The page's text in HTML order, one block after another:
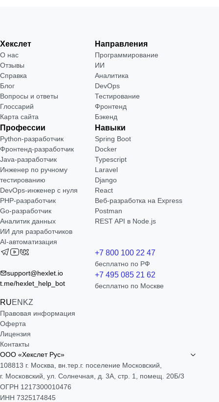
Хекслет
О нас
Отзывы
Справка
Блог
Вопросы и ответы
Глоссарий
Карта сайта
Направления
Программирование
ИИ
Аналитика
DevOps
Тестирование
Фронтенд
Бэкенд
Профессии
Python-разработчик
Фронтенд-разработчик
Java-разработчик
Инженер по ручному
тестированию
DevOps-инженер с нуля
РНР-разработчик
Go-разработчик
Аналитик данных
ИИ для разработчиков
AI-автоматизация
Навыки
Spring Boot
Docker
Typescript
Laravel
Django
React
Веб-разработка на Express
Postman
REST API в Node.js
support@hexlet.io
t.me/hexlet_help_bot
RUEN KZ
+7 800 100 22 47
бесплатно по РФ
+7 495 085 21 62
бесплатно по Москве
Правовая информация
Оферта
Лицензия
Контакты
ООО «Хекслет Рус»
108813 г. Москва, вн.тер.г. поселение Московский,
г. Московский, ул. Солнечная, д. 3А, стр. 1, помещ. 20Б/3
ОГРН 1217300010476
ИНН 7325174845